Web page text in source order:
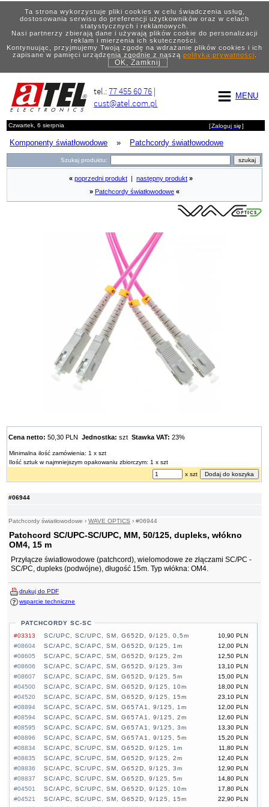
Ta strona wykorzystuje pliki cookies w celu świadczenia usług,
dostosowania serwisu do preferencji użytkowników oraz w celach
statystycznych i reklamowych.
Nasi partnerzy zbierają dane i używają plików cookie do personalizacji
reklam i mierzenia ich skuteczności.
Kontynuując, przyjmujemy Twoją zgodę na wdrażanie plików cookies i ich
zapisane w pamięci urządzenia zgodnie z naszą polityką prywatności.
OK, Zamknij
MENU
tel.:77 455 60 76 |
cust@atel.com.pl
Czwartek, 6 sierpnia [Zaloguj się]
Komponenty światłowodowe » Patchcordy światłowodowe
Szukaj produktu:
#06944
Patchcordy światłowodowe ›WAVE OPTICS ›#06944
Patchcord SC/UPC-SC/UPC, MM, 50/125, dupleks, włókno
OM4, 15 m
Przyłącze światłowodowe (patchcord), wielomodowe ze złączami SC/PC -
SC/PC, dupleks (podwójne), długość 15m. Typ włókna: OM4.
drukuj do PDF
wsparcie techniczne
PATCHCORDY SC-SC
#03313
10,90 PLN
SC/UPC, SC/UPC, SM, G652D, 9/125, 0,5m
#08604
12,00 PLN
SC/APC, SC/APC, SM, G652D, 9/125, 1m
#08605
12,50 PLN
SC/APC, SC/APC, SM, G652D, 9/125, 2m
#08606
13,10 PLN
SC/APC, SC/APC, SM, G652D, 9/125, 3m
#08607
15,00 PLN
SC/APC, SC/APC, SM, G652D, 9/125, 5m
#04500
18,00 PLN
SC/APC, SC/APC, SM, G652D, 9/125, 10m
#04520
23,10 PLN
SC/APC, SC/APC, SM, G652D, 9/125, 15m
#08894
12,00 PLN
SC/APC, SC/APC, SM, G657A1, 9/125, 1m
#08594
12,60 PLN
SC/APC, SC/APC, SM, G657A1, 9/125, 2m
#08595
13,30 PLN
SC/APC, SC/APC, SM, G657A1, 9/125, 3m
#08896
15,20 PLN
SC/APC, SC/APC, SM, G657A1, 9/125, 5m
#08834
11,80 PLN
SC/APC, SC/UPC, SM, G652D, 9/125, 1m
#08835
12,40 PLN
SC/APC, SC/UPC, SM, G652D, 9/125, 2m
#08836
12,90 PLN
SC/APC, SC/UPC, SM, G652D, 9/125, 3m
#08837
14,80 PLN
SC/APC, SC/UPC, SM, G652D, 9/125, 5m
#04501
17,80 PLN
SC/APC, SC/UPC, SM, G652D, 9/125, 10m
#04521
22,90 PLN
SC/APC, SC/UPC, SM, G652D, 9/125, 15m
« poprzedni produkt następny produkt »
» Patchcordy światłowodowe «
Cena netto: 50,30 PLNJednostka: sztStawka VAT: 23%
Minimalna ilość zamówienia: 1 x szt
Ilość sztuk w najmniejszym opakowaniu zbiorczym: 1 x szt
x szt